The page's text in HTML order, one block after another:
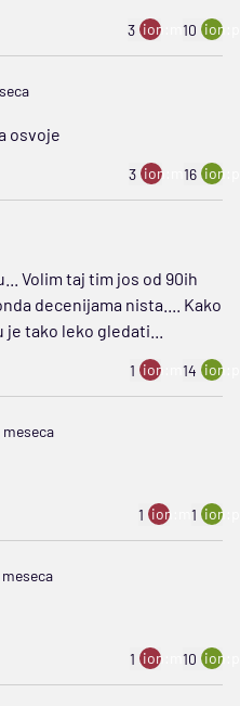
3 ion:minus
10
osvoje
3 ion:minus
16
Volim taj tim jos od 90ih
decenijama nista.... Kako
tako leko gledati...
1 ion:minus
14
meseca
1 ion:minus
1
1 ion:minus
10